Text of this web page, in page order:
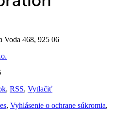
Voda 468, 925 06
, RSS, Vytlačiť
, Vyhlásenie o ochrane súkromia,